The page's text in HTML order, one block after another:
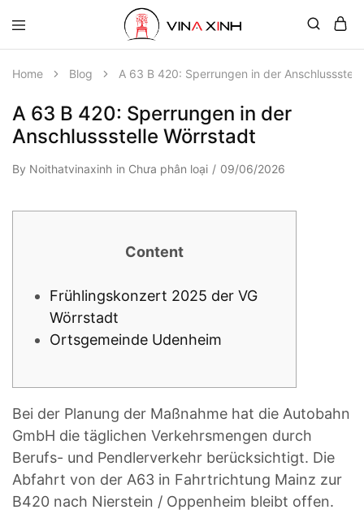
Home Blog A 63 B 420: Sperrungen in der
A 63 B 420: Sperrungen in der
Anschlussstelle Wörrstadt
By Noithatvinaxinh in Chưa phân loại 09/06/2026
Content
Frühlingskonzert 2025 der VG
Wörrstadt
Ortsgemeinde Udenheim
Bei der Planung der Maßnahme hat die Autobahn
GmbH die täglichen Verkehrsmengen durch
Berufs- und Pendlerverkehr berücksichtigt. Die
Abfahrt von der A63 in Fahrtrichtung Mainz zur
B420 nach Nierstein / Oppenheim bleibt offen.